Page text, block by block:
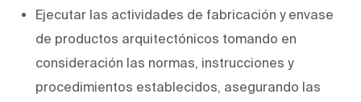
Ejecutar las actividades de fabricación y envase
de productos arquitectónicos tomando en
consideración las normas, instrucciones y
procedimientos establecidos, asegurando las